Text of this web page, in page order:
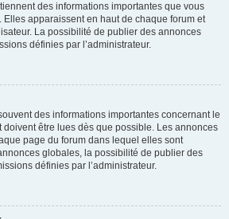
des informations importantes que vous
apparaissent en haut de chaque forum et
La possibilité de publier des annonces
définies par l’administrateur.
des informations importantes concernant le
doivent être lues dès que possible. Les annonces
page du forum dans lequel elles sont
globales, la possibilité de publier des
définies par l’administrateur.